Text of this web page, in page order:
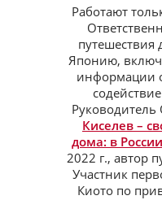
Работают
путешествия
Японию,
информации
Киселев –
дома: в
2022 г., автор
Участник
Киото по